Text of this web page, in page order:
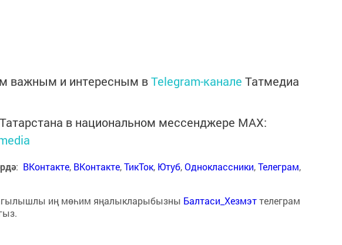
важным и интересным вTelegram-канале Татмедиа
в национальном мессенджере MАХ:
: ВКонтакте, ВКонтакте,ТикТок, Ютуб,Одноклассники,Телеграм,
иң мөһим яңалыкларыбызны Балтаси_Хезмэттелеграм